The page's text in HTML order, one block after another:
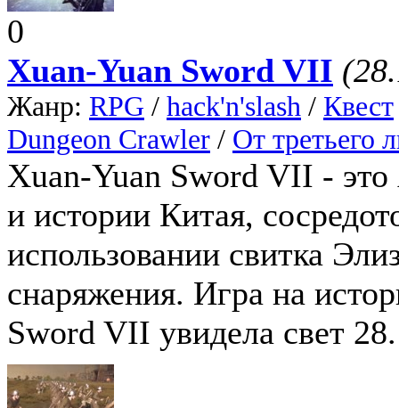
0
Xuan-Yuan Sword VII
Жанр: RPG / hack'n'slash / Квест
Dungeon Crawler / От третьего
Xuan-Yuan Sword VII -
и истории Китая,
использовании свитка
снаряжения. Игра на
Sword VII увидела свет